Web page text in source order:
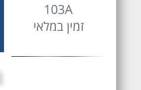
103A
זמין במלאי